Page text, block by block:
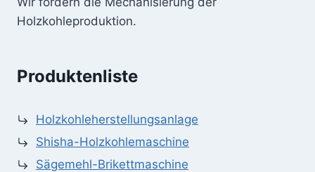
Holzkohleproduktion.
Produktenliste
Holzkohleherstellungsanlage
Shisha-Holzkohlemaschine
Sägemehl-Brikettmaschine